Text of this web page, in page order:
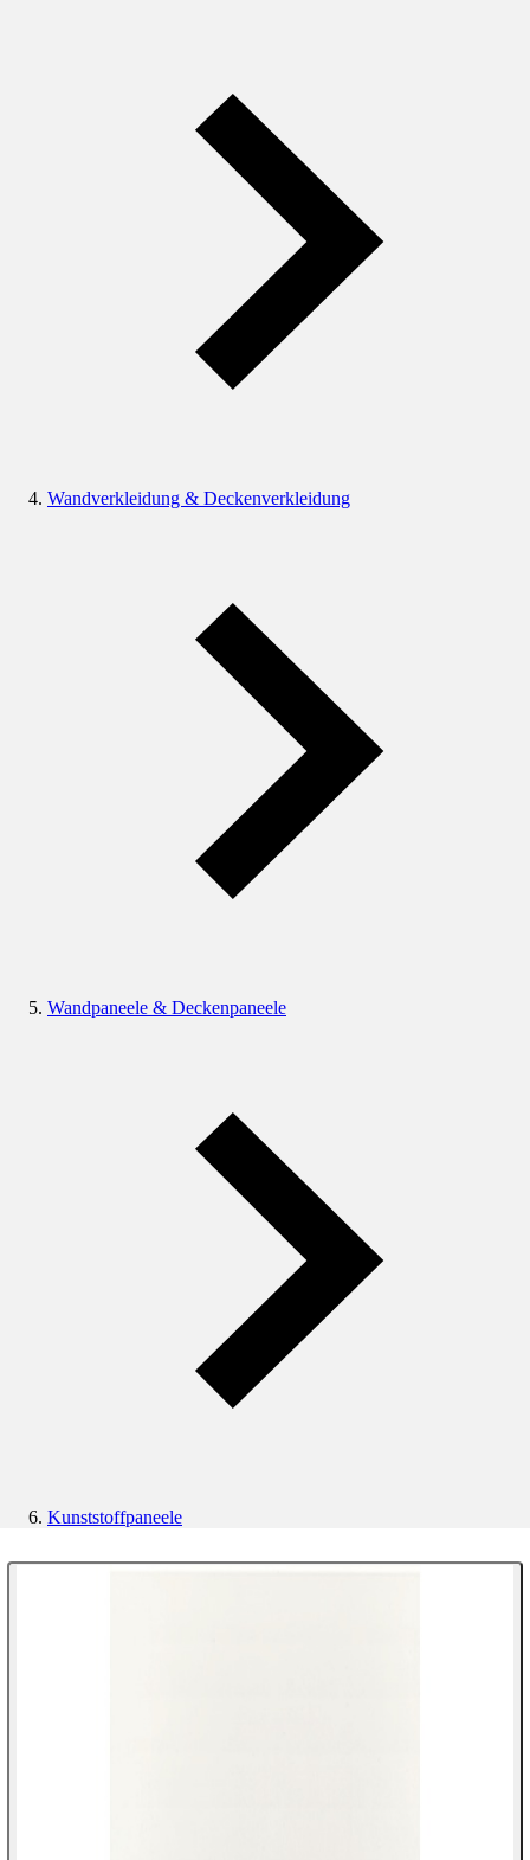
Wandverkleidung & Deckenverkleidung
Wandpaneele & Deckenpaneele
Kunststoffpaneele